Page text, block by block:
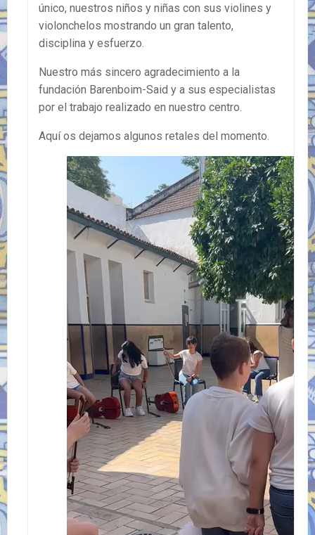
único, nuestros niños y niñas con sus violines y
violonchelos mostrando un gran talento,
disciplina y esfuerzo.
Nuestro más sincero agradecimiento a la
fundación Barenboim-Said y a sus especialistas
por el trabajo realizado en nuestro centro.
Aquí os dejamos algunos retales del momento.